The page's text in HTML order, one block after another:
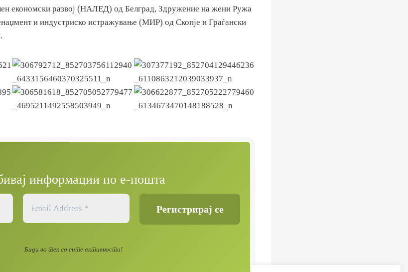
економски развој (НАЛЕД) од Белград, Здружение на жени Ружа
и индустриско истражување (МИР) од Скопје и Граѓански
информации по е-пошта
Биди во тек со сите активности!